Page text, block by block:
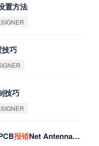
置方法
巧
技巧
报错Net Antennae: Track...的